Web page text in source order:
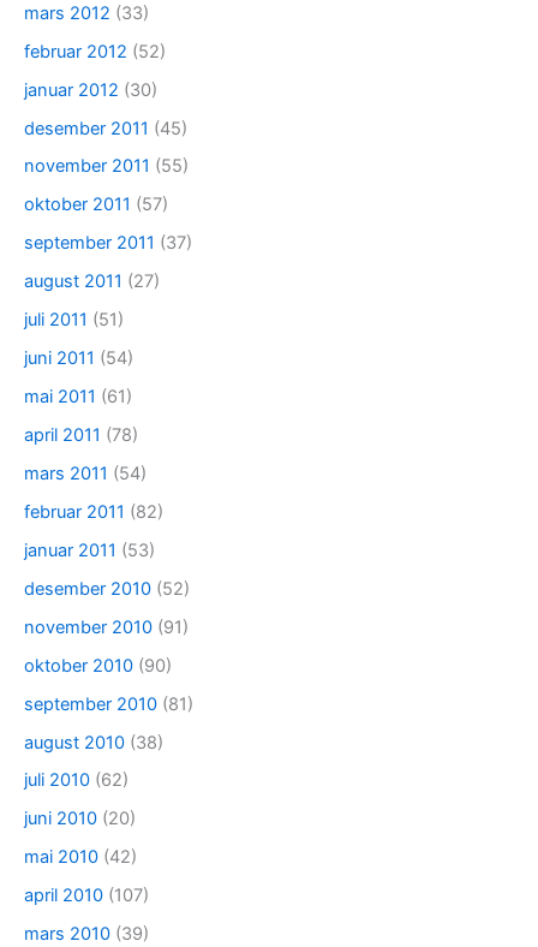
mars 2012 (33)
februar 2012 (52)
januar 2012 (30)
desember 2011 (45)
november 2011 (55)
oktober 2011 (57)
september 2011 (37)
august 2011 (27)
juli 2011 (51)
juni 2011 (54)
mai 2011 (61)
april 2011 (78)
mars 2011 (54)
februar 2011 (82)
januar 2011 (53)
desember 2010 (52)
november 2010 (91)
oktober 2010 (90)
september 2010 (81)
august 2010 (38)
juli 2010 (62)
juni 2010 (20)
mai 2010 (42)
april 2010 (107)
mars 2010 (39)